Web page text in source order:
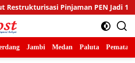
PEN Jadi 15 Tahun‎‎ Sambut
Jambi Medan Paluta